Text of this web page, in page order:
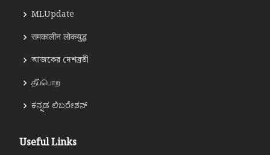
MLUpdate
समकालीन लोकयुद्ध
আজকের দেশব্রতী
தீப்பொற
ಕನ್ನಡ ಲಿಬರೇಶನ್
Useful Links